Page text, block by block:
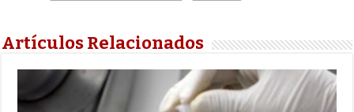
Artículos Relacionados